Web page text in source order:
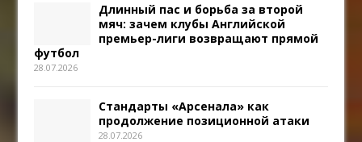
Длинный пас и борьба за второй
мяч: зачем клубы Английской
премьер-лиги возвращают прямой
футбол
28.07.2026
Стандарты «Арсенала» как
продолжение позиционной атаки
28.07.2026